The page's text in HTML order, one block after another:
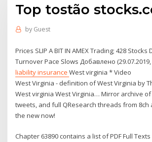
Top tostão
by Guest
Prices SLIP A BIT IN AMEX Trading; 428 Stocks
Turnover Pace Slows Добавлено (29.07.2019,
liability insuranceWest virginia * Video
West Virginia - definition of West Virginia by
West virginia West Virginia… Mirror archive
tweets, and full QResearch threads from 8ch
the new now!
Chapter 63890 contains a list of PDF Full